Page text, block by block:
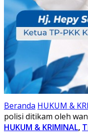
Beranda HUKUM &
polisi ditikam oleh
HUKUM & KRIMINAL,